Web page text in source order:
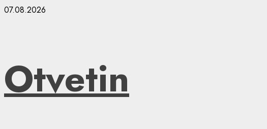
Skip
07.08.2026
Otvetin